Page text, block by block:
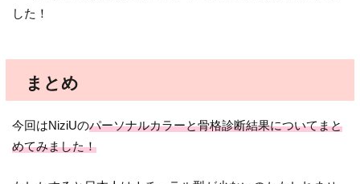
した！
まとめ
今回はNiziUのパーソナルカラーと骨格診断結果についてまと
めてみました！